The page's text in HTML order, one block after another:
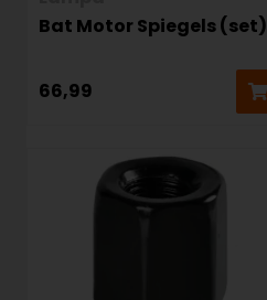
Bat Motor Spiegels (set)
66,99